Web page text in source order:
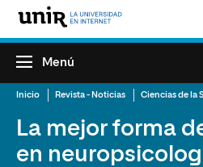
Menú
Inicio Revista - Noticias Ciencias de la
La mejor forma
en